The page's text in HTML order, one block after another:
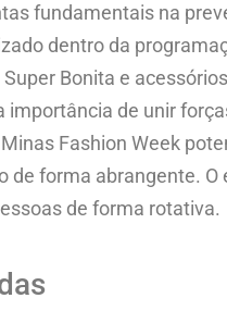
fundamentais na
dentro da
Super Bonita e
importância de unir
Fashion Week
de forma abrangente.
de forma rotativa.